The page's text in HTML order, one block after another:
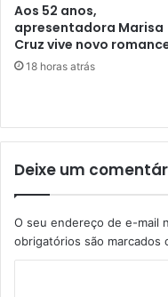
Aos 52 anos,
apresentadora Marisa
Cruz vive novo
18 horas atrás
Deixe um
O seu endereço de e-mail
obrigatórios são marcados